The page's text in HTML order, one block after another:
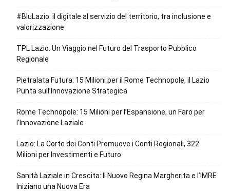
#BluLazio: il digitale al servizio del territorio, tra inclusione e
valorizzazione
TPL Lazio: Un Viaggio nel Futuro del Trasporto Pubblico
Regionale
Pietralata Futura: 15 Milioni per il Rome Technopole, il Lazio
Punta sull’Innovazione Strategica
Rome Technopole: 15 Milioni per l’Espansione, un Faro per
l’Innovazione Laziale
Lazio: La Corte dei Conti Promuove i Conti Regionali, 322
Milioni per Investimenti e Futuro
Sanità Laziale in Crescita: Il Nuovo Regina Margherita e l’IMRE
Iniziano una Nuova Era